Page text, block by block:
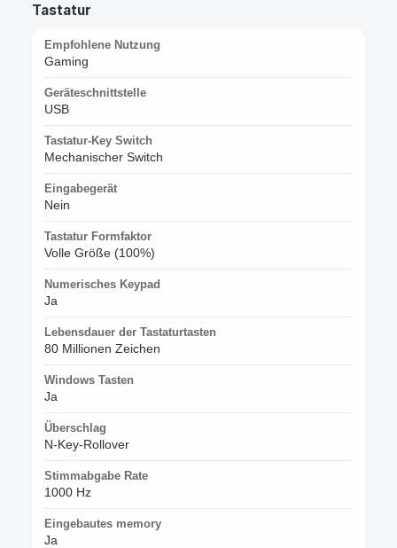
Tastatur
Empfohlene Nutzung
Gaming
Geräteschnittstelle
USB
Tastatur-Key Switch
Mechanischer Switch
Eingabegerät
Nein
Tastatur Formfaktor
Volle Größe (100%)
Numerisches Keypad
Ja
Lebensdauer der Tastaturtasten
80 Millionen Zeichen
Windows Tasten
Ja
Überschlag
N-Key-Rollover
Stimmabgabe Rate
1000 Hz
Eingebautes memory
Ja